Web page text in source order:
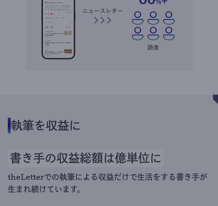
執筆を収益に
書き手の収益総額は億単位に
theLetterでの執筆による収益だけで生活をする書き手が
生まれ続けています。